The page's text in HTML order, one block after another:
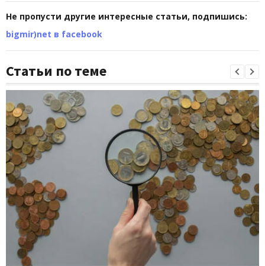
Не пропусти другие интересные статьи, подпишись:
bigmir)net в facebook
Статьи по теме